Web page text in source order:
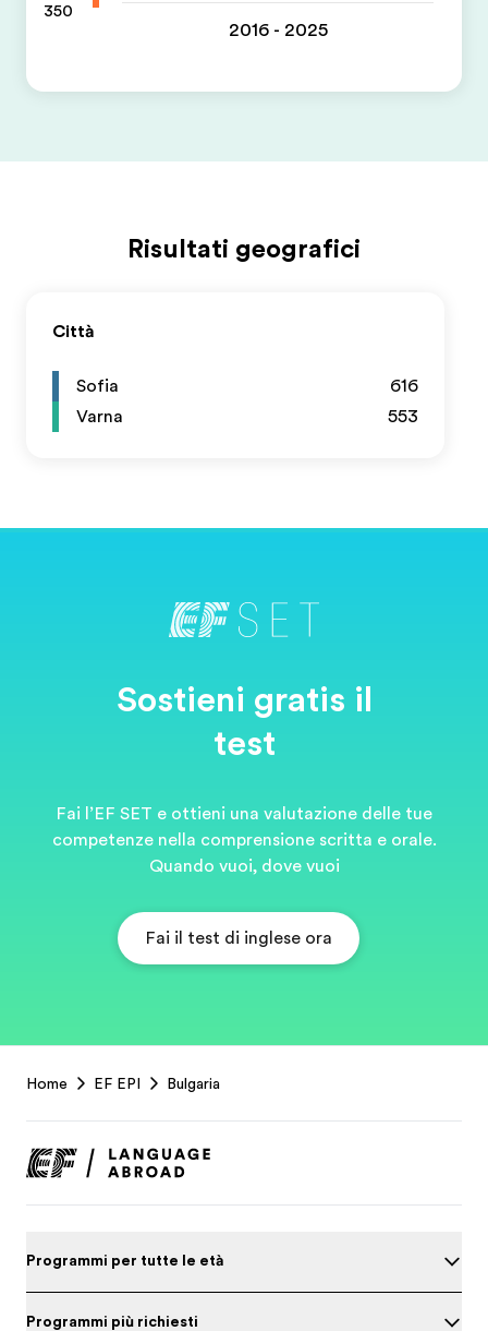
350
2016 - 2025
Risultati geografici
Città
Sofia
616
Varna
553
Sostieni gratis il
test
Fai l’EF SET e ottieni una valutazione delle tue
competenze nella comprensione scritta e orale.
Quando vuoi, dove vuoi
Fai il test di inglese ora
Footer
Home EF EPI Bulgaria
Programmi per tutte le età
Programmi più richiesti